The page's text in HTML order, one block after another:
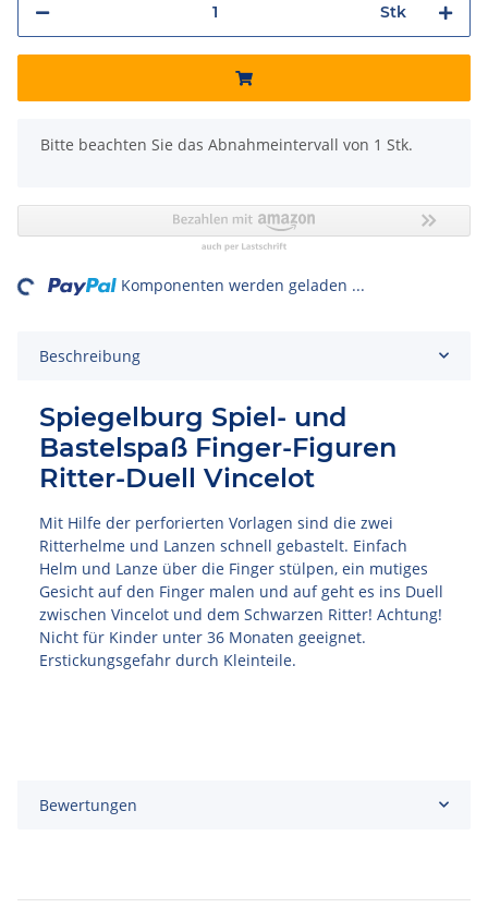
Stk
x
Bitte beachten Sie das Abnahmeintervall von 1 Stk.
Komponenten werden geladen ...
Beschreibung
Spiegelburg Spiel- und
Bastelspaß Finger-Figuren
Ritter-Duell Vincelot
Mit Hilfe der perforierten Vorlagen sind die zwei
Ritterhelme und Lanzen schnell gebastelt. Einfach
Helm und Lanze über die Finger stülpen, ein mutiges
Gesicht auf den Finger malen und auf geht es ins Duell
zwischen Vincelot und dem Schwarzen Ritter! Achtung!
Nicht für Kinder unter 36 Monaten geeignet.
Erstickungsgefahr durch Kleinteile.
Bewertungen